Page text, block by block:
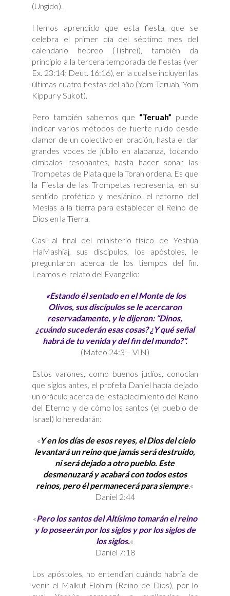
(Ungido).
Hemos aprendido que esta fiesta, que se
celebra el primer día del séptimo mes del
calendario hebreo (Tishrei), también da
principio a la tercera temporada de fiestas (ver
Ex. 23:14; Deut. 16:16), en la cual se incluyen las
últimas cuatro fiestas del año (Yom Teruah, Yom
Kippur y Sukot).
Pero también sabemos que “Teruah” puede
indicar varios métodos de fuerte ruido desde
clamor de un colectivo en oración, hasta el dar
grandes voces de júbilo en alabanza, tocando
címbalos resonantes, hasta hacer sonar las
Trompetas de Plata que la Torah ordena. Es que
la Fiesta de las Trompetas representa, en su
sentido profético y mesiánico, el retorno del
Mesías a la tierra para establecer el Reino de
Dios en la Tierra.
Casi al final del ministerio físico de Yeshúa
HaMashíaj, sus discípulos, los apóstoles, le
preguntaron acerca de los tiempos del fin.
Leamos el relato del Evangelio:
«Estando él sentado en el Monte de los
Olivos, sus discípulos se le acercaron
reservadamente, y le dijeron: “Dinos,
¿cuándo sucederán esas cosas? ¿Y qué señal
habrá de tu venida y del fin del mundo?”.
(Mateo 24:3 – VIN)
Estos varones, como buenos judíos, conocían
que siglos antes, el profeta Daniel había dejado
un oráculo acerca del establecimiento del Reino
del Eterno y de cómo los santos (el pueblo de
Israel) lo heredarán:
«Y en los días de esos reyes, el Dios del cielo
levantará un reino que jamás será destruido,
ni será dejado a otro pueblo. Este
desmenuzará y acabará con todos estos
reinos, pero él permanecerá para siempre.«
Daniel 2:44
«Pero los santos del Altísimo tomarán el reino
y lo poseerán por los siglos y por los siglos de
los siglos.«
Daniel 7:18
Los apóstoles, no entendían cuándo habría de
venir el Malkut Elohim (Reino de Dios), por lo